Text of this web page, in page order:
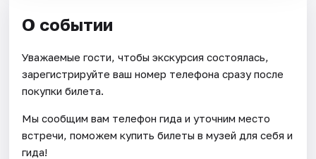
О событии
Уважаемые гости, чтобы экскурсия состоялась,
зарегистрируйте ваш номер телефона сразу после
покупки билета.
Мы сообщим вам телефон гида и уточним место
встречи, поможем купить билеты в музей для себя и
гида!